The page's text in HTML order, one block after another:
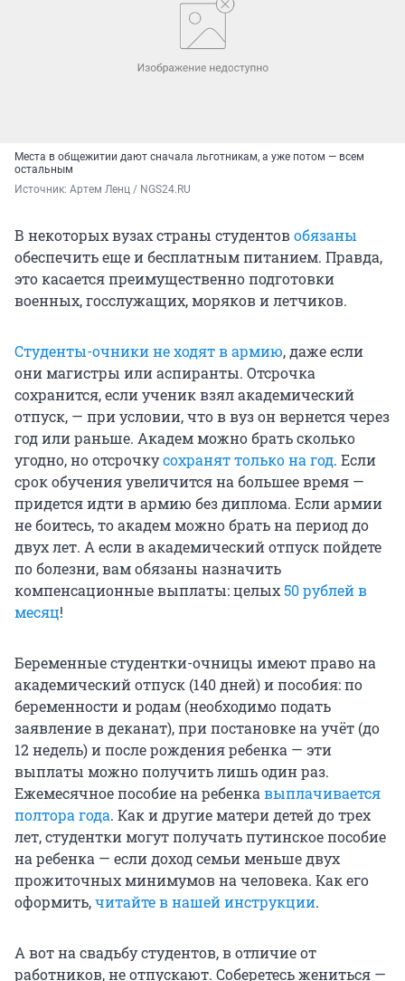
Места в общежитии дают сначала льготникам, а уже потом — всем
остальным
Источник: Артем Ленц / NGS24.RU
В некоторых вузах страны студентовобязаны
обеспечить еще и бесплатным питанием. Правда,
это касается преимущественно подготовки
военных, госслужащих, моряков и летчиков.
Студенты-очники не ходят в армию, даже если
они магистры или аспиранты. Отсрочка
сохранится, если ученик взял академический
отпуск, — при условии, что в вуз он вернется через
год или раньше. Академ можно брать сколько
угодно, но отсрочкусохранят только на год. Если
срок обучения увеличится на большее время —
придется идти в армию без диплома. Если армии
не боитесь, то академ можно брать на период до
двух лет. А если в академический отпуск пойдете
по болезни, вам обязаны назначить
компенсационные выплаты: целых50 рублей в
месяц!
Беременные студентки-очницы имеют право на
академический отпуск (140 дней) и пособия: по
беременности и родам (необходимо подать
заявление в деканат), при постановке на учёт (до
12 недель) и после рождения ребенка — эти
выплаты можно получить лишь один раз.
Ежемесячное пособие на ребенкавыплачивается
полтора года. Как и другие матери детей до трех
лет, студентки могут получать путинское пособие
на ребенка — если доход семьи меньше двух
прожиточных минимумов на человека. Как его
оформить,читайте в нашей инструкции.
А вот на свадьбу студентов, в отличие от
работников, не отпускают. Соберетесь жениться —